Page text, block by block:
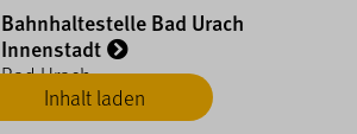
Inhalt laden
Bahnhaltestelle Bad Urach
Innenstadt
Bad Urach